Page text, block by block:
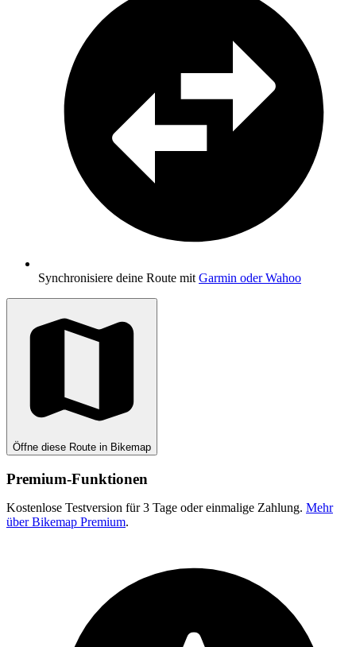
Synchronisiere deine Route mit Garmin oder Wahoo
Öffne diese Route in Bikemap
Premium-Funktionen
Kostenlose Testversion für 3 Tage oder einmalige Zahlung. Mehr
über Bikemap Premium.